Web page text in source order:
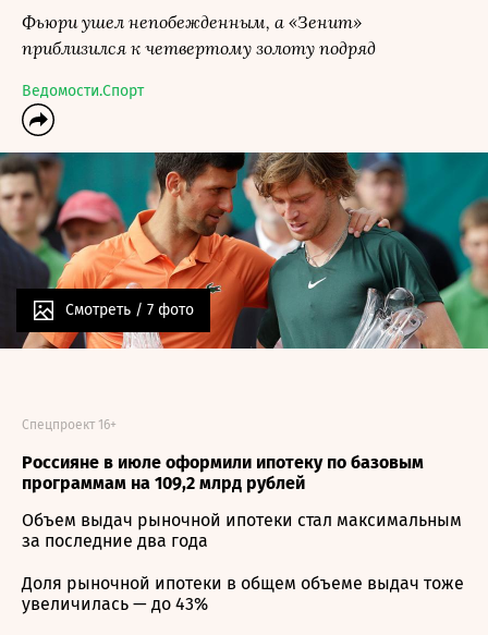
Фьюри ушел непобежденным, а «Зенит»
приблизился к четвертому золоту подряд
Ведомости.Спорт
Смотреть / 7 фото
Россияне в июле оформили ипотеку по базовым
программам на 109,2 млрд рублей
Спецпроект 16+
Объем выдач рыночной ипотеки стал максимальным
за последние два года
Доля рыночной ипотеки в общем объеме выдач тоже
увеличилась — до 43%